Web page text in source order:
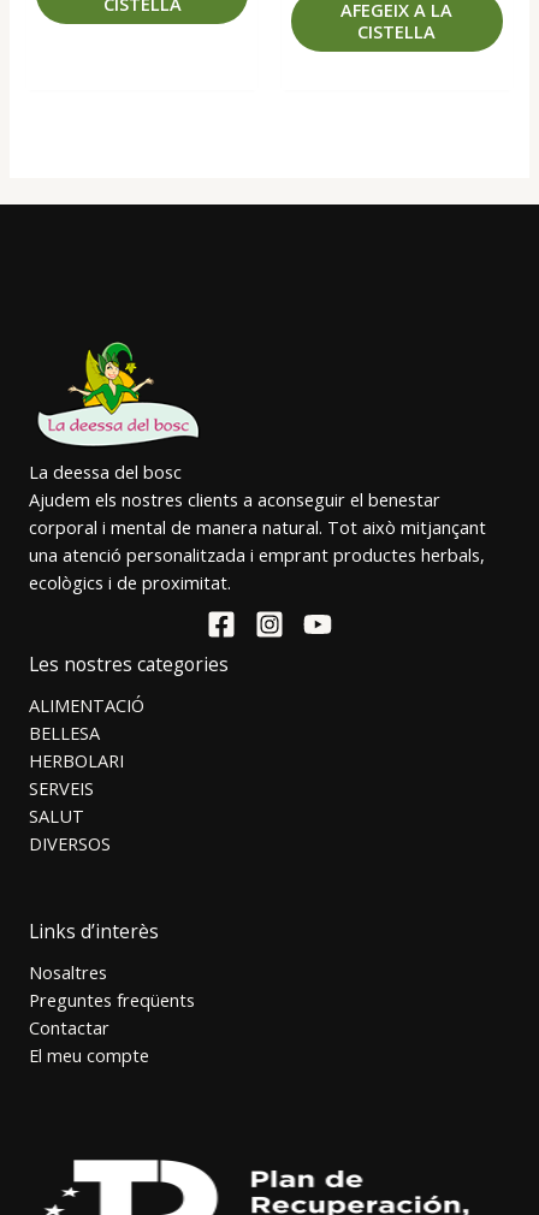
AFEGEIX A LA
CISTELLA
La deessa del bosc
Ajudem els nostres clients a aconseguir el benestar
corporal i mental de manera natural. Tot això mitjançant
una atenció personalitzada i emprant productes herbals,
ecològics i de proximitat.
Les nostres categories
ALIMENTACIÓ
BELLESA
HERBOLARI
SERVEIS
SALUT
DIVERSOS
Links d’interès
Nosaltres
Preguntes freqüents
Contactar
El meu compte